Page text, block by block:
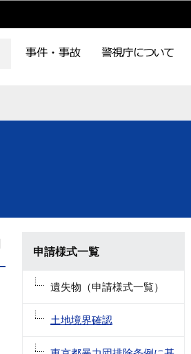
申請様式一覧
遺失物（申請様式一覧）
土地境界確認